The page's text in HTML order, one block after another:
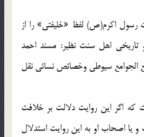
رسول اكرم(ص) لفظ «خليفتى» را از
و تاريخى اهل سنت نظير: مسند احمد
الجوامع سيوطى وخصائص نسائى نقل
كه اگر اين روايت دلالت بر خلافت
يا اصحاب او به اين روايت استدلال